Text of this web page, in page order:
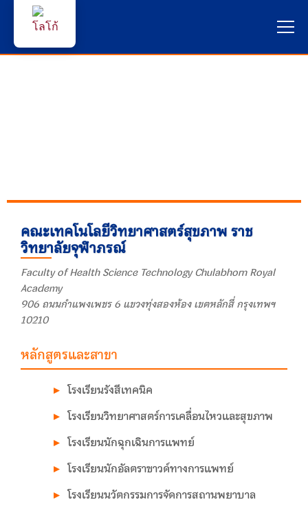
ภาษาไทย 🇹🇭
คณะเทคโนโลยีวิทยาศาสตร์สุขภาพ ราช
วิทยาลัยจุฬาภรณ์
Faculty of Health Science Technology Chulabhorn Royal
Academy
906 ถนนกำแพงเพชร 6 แขวงทุ่งสองห้อง เขตหลักสี่ กรุงเทพฯ
10210
หลักสูตรและสาขา
โรงเรียนรังสีเทคนิค
โรงเรียนวิทยาศาสตร์การเคลื่อนไหวและสุขภาพ
โรงเรียนนักฉุกเฉินการแพทย์
โรงเรียนนักอัลตราซาวด์ทางการแพทย์
โรงเรียนนวัตกรรมการจัดการสถานพยาบาล